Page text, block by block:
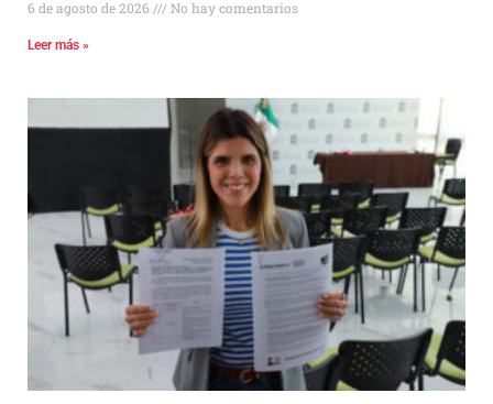
6 de agosto de 2026 No hay comentarios
Leer más »